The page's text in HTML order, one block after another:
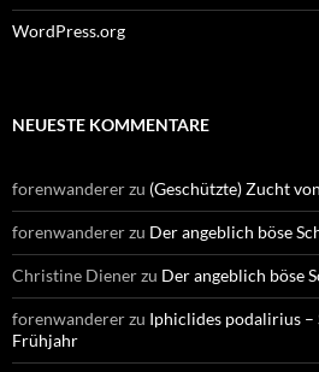
WordPress.org
NEUESTE KOMMENTARE
forenwandererzu (Geschützte) Zucht
forenwandererzu Der angeblich böse
Christine Dienerzu Der angeblich böse
forenwandererzu Iphiclides podalirius –
Frühjahr